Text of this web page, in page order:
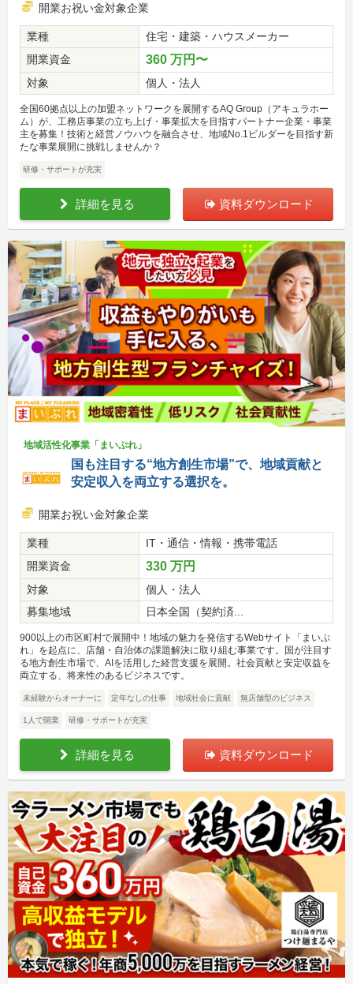
開業お祝い金対象企業
業種
住宅・建築・ハウスメーカー
開業資金
360 万円〜
対象 個人・法人
全国60拠点以上の加盟ネットワークを展開するAQ Group（アキュラホー
ム）が、工務店事業の立ち上げ・事業拡大を目指すパートナー企業・事業
主を募集！技術と経営ノウハウを融合させ、地域No.1ビルダーを目指す新
たな事業展開に挑戦しませんか？
研修・サポートが充実
詳細を見る 資料ダウンロード
地域活性化事業「まいぷれ」
国も注目する“地方創生市場”で、地域貢献と
安定収入を両立する選択を。
開業お祝い金対象企業
業種
IT・通信・情報・携帯電話
開業資金
330 万円
対象
個人・法人
募集地域
日本全国（契約済...
900以上の市区町村で展開中！地域の魅力を発信するWebサイト「まいぷ
れ」を起点に、店舗・自治体の課題解決に取り組む事業です。国が注目す
る地方創生市場で、AIを活用した経営支援を展開。社会貢献と安定収益を
両立する、将来性のあるビジネスです。
未経験からオーナーに 定年なしの仕事 地域社会に貢献 無店舗型のビジネス
1人で開業 研修・サポートが充実
詳細を見る 資料ダウンロード